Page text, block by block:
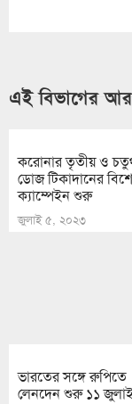
এই বিভাগের
করোনার তৃতীয় ও
ডোজ টিকাদানের
ক্যাম্পেইন শুরু
জুলাই ৫, ২০২৩
ভারতের সঙ্গে রুপিতে
লেনদেন শুরু ১১